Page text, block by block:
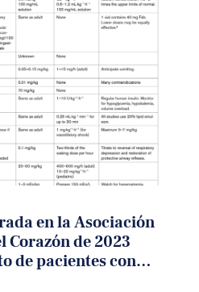
en la Asociación
Corazón de 2023
de pacientes con
potencialmente